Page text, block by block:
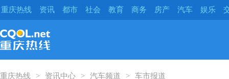
重庆热线 资讯 都市 社会 教育 商务 房产 汽车 娱乐
重庆热线 资讯中心 汽车频道 车市报道